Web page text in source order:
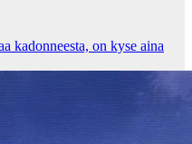
on kyse aina